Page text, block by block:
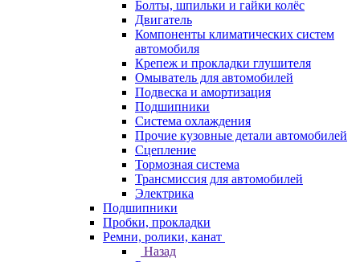
Болты, шпильки и гайки колёс
Двигатель
Компоненты климатических систем
автомобиля
Крепеж и прокладки глушителя
Омыватель для автомобилей
Подвеска и амортизация
Подшипники
Система охлаждения
Прочие кузовные детали автомобилей
Сцепление
Тормозная система
Трансмиссия для автомобилей
Электрика
Подшипники
Пробки, прокладки
Ремни, ролики, канат
Назад